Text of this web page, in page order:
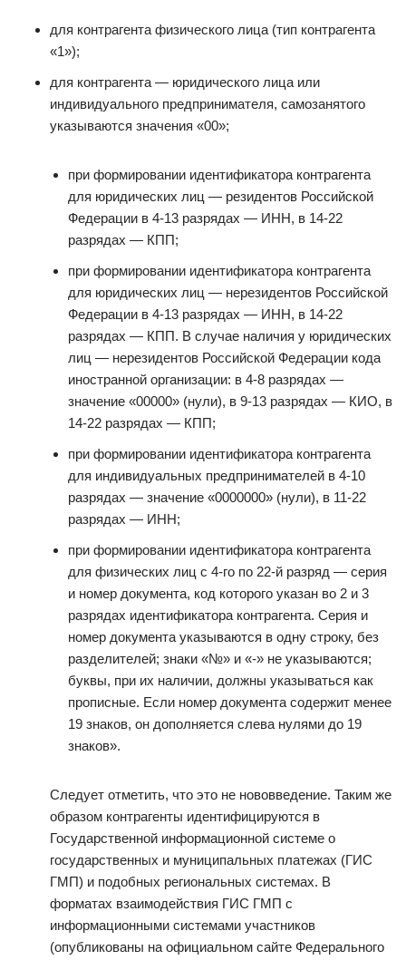
для контрагента физического лица (тип контрагента
«1»);
для контрагента — юридического лица или
индивидуального предпринимателя, самозанятого
указываются значения «00»;
при формировании идентификатора контрагента
для юридических лиц — резидентов Российской
Федерации в 4-13 разрядах — ИНН, в 14-22
разрядах — КПП;
при формировании идентификатора контрагента
для юридических лиц — нерезидентов Российской
Федерации в 4-13 разрядах — ИНН, в 14-22
разрядах — КПП. В случае наличия у юридических
лиц — нерезидентов Российской Федерации кода
иностранной организации: в 4-8 разрядах —
значение «00000» (нули), в 9-13 разрядах — КИО, в
14-22 разрядах — КПП;
при формировании идентификатора контрагента
для индивидуальных предпринимателей в 4-10
разрядах — значение «0000000» (нули), в 11-22
разрядах — ИНН;
при формировании идентификатора контрагента
для физических лиц с 4-го по 22-й разряд — серия
и номер документа, код которого указан во 2 и 3
разрядах идентификатора контрагента. Серия и
номер документа указываются в одну строку, без
разделителей; знаки «№» и «-» не указываются;
буквы, при их наличии, должны указываться как
прописные. Если номер документа содержит менее
19 знаков, он дополняется слева нулями до 19
знаков».
Следует отметить, что это не нововведение. Таким же
образом контрагенты идентифицируются в
Государственной информационной системе о
государственных и муниципальных платежах (ГИС
ГМП) и подобных региональных системах. В
форматах взаимодействия ГИС ГМП с
информационными системами участников
(опубликованы на официальном сайте Федерального